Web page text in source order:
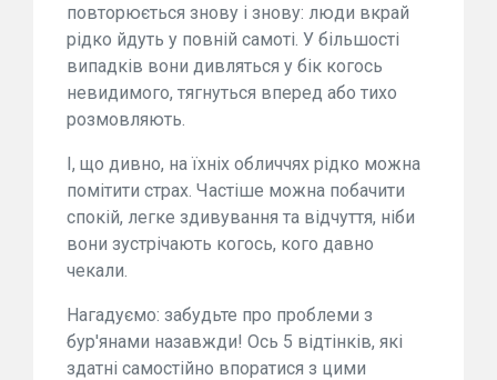
повторюється знову і знову: люди вкрай
рідко йдуть у повній самоті. У більшості
випадків вони дивляться у бік когось
невидимого, тягнуться вперед або тихо
розмовляють.
І, що дивно, на їхніх обличчях рідко можна
помітити страх. Частіше можна побачити
спокій, легке здивування та відчуття, ніби
вони зустрічають когось, кого давно
чекали.
Нагадуємо: забудьте про проблеми з
бур'янами назавжди! Ось 5 відтінків, які
здатні самостійно впоратися з цими